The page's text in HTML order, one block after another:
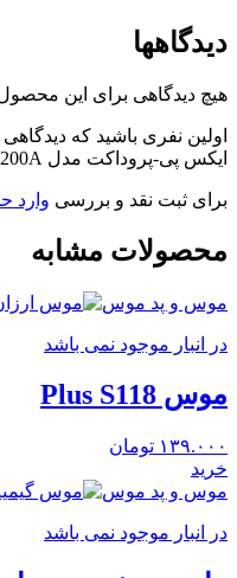
دیدگاهها
هیچ دیدگاهی برای این
اولین نفری باشید که
ایکس پی-پروداکت مدل XP-200A”
برای ثبت نقد و بررسی وارد
محصولات مشابه
موس و پد موس
در انبار موجود نمی باشد
موس Plus S118
۱۳۹.۰۰۰ تومان
خرید
موس و پد موس
در انبار موجود نمی باشد